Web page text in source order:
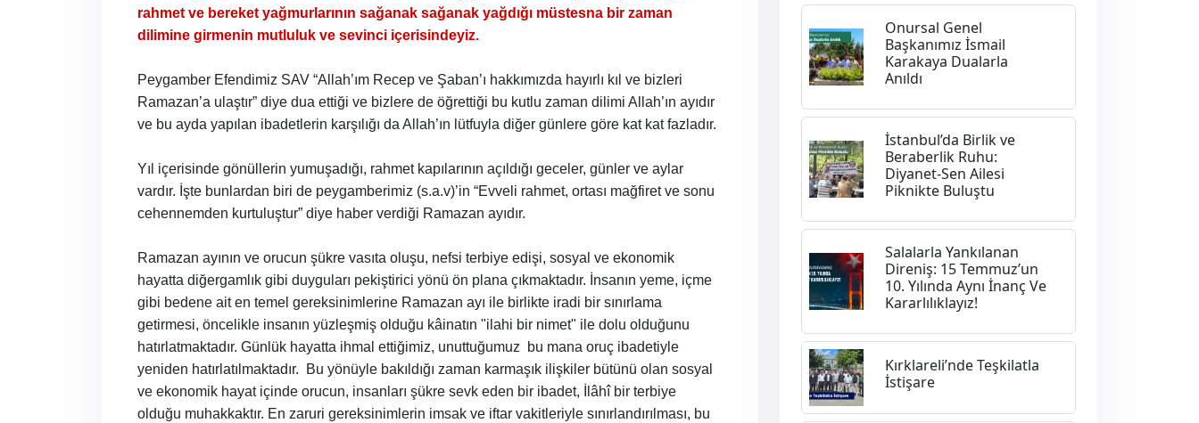
rahmet ve bereket yağmurlarının sağanak sağanak yağdığı müstesna bir zaman
dilimine girmenin mutluluk ve sevinci içerisindeyiz.
Peygamber Efendimiz SAV “Allah’ım Recep ve Şaban’ı hakkımızda hayırlı kıl ve bizleri
Ramazan’a ulaştır” diye dua ettiği ve bizlere de öğrettiği bu kutlu zaman dilimi Allah’ın ayıdır
ve bu ayda yapılan ibadetlerin karşılığı da Allah’ın lütfuyla diğer günlere göre kat kat fazladır.
Yıl içerisinde gönüllerin yumuşadığı, rahmet kapılarının açıldığı geceler, günler ve aylar
vardır. İşte bunlardan biri de peygamberimiz (s.a.v)’in “Evveli rahmet, ortası mağfiret ve sonu
cehennemden kurtuluştur” diye haber verdiği Ramazan ayıdır.
Ramazan ayının ve orucun şükre vasıta oluşu, nefsi terbiye edişi, sosyal ve ekonomik
hayatta diğergamlık gibi duyguları pekiştirici yönü ön plana çıkmaktadır. İnsanın yeme, içme
gibi bedene ait en temel gereksinimlerine Ramazan ayı ile birlikte iradi bir sınırlama
getirmesi, öncelikle insanın yüzleşmiş olduğu kâinatın "ilahi bir nimet" ile dolu olduğunu
hatırlatmaktadır. Günlük hayatta ihmal ettiğimiz, unuttuğumuz
bu mana oruç ibadetiyle
yeniden hatırlatılmaktadır.
Bu yönüyle bakıldığı zaman karmaşık ilişkiler bütünü olan sosyal
ve ekonomik hayat içinde orucun, insanları şükre sevk eden bir ibadet, İlâhî bir terbiye
olduğu muhakkaktır. En zaruri gereksinimlerin imsak ve iftar vakitleriyle sınırlandırılması, bu
Onursal Genel
Başkanımız İsmail
Karakaya Dualarla
Anıldı
İstanbul’da Birlik ve
Beraberlik Ruhu:
Diyanet-Sen Ailesi
Piknikte Buluştu
Salalarla Yankılanan
Direniş: 15 Temmuz’un
10. Yılında Aynı İnanç Ve
Kararlılıklayız!
Kırklareli’nde Teşkilatla
İstişare